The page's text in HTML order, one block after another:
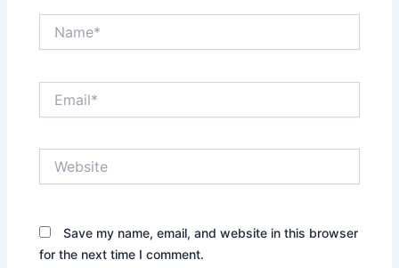
Save my name, email, and website in this browser
for the next time I comment.